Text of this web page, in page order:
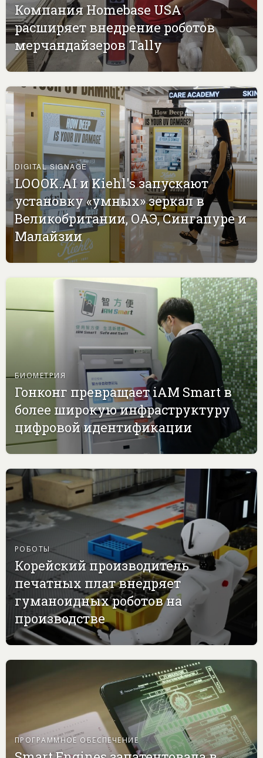
Компания Homebase USA
расширяет внедрение роботов
мерчандайзеров Tally
DIGITAL SIGNAGE
LOOOK.AI и Kiehl's запускают
установку «умных» зеркал в
Великобритании, ОАЭ, Сингапуре и
Малайзии
БИОМЕТРИЯ
Гонконг превращает iAM Smart в
более широкую инфраструктуру
цифровой идентификации
РОБОТЫ
Корейский производитель
печатных плат внедряет
гуманоидных роботов на
производстве
ПРОГРАММНОЕ ОБЕСПЕЧЕНИЕ